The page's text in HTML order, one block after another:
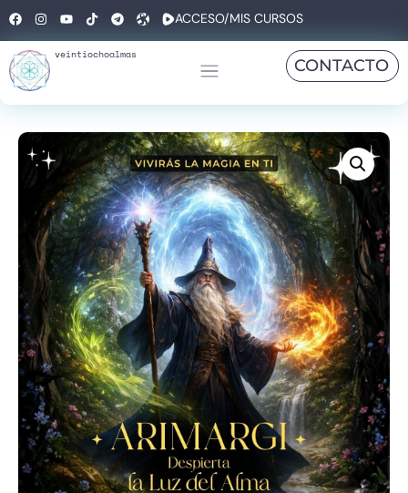
ACCESO/MIS CURSOS
veintiochoalmas
CONTACTO